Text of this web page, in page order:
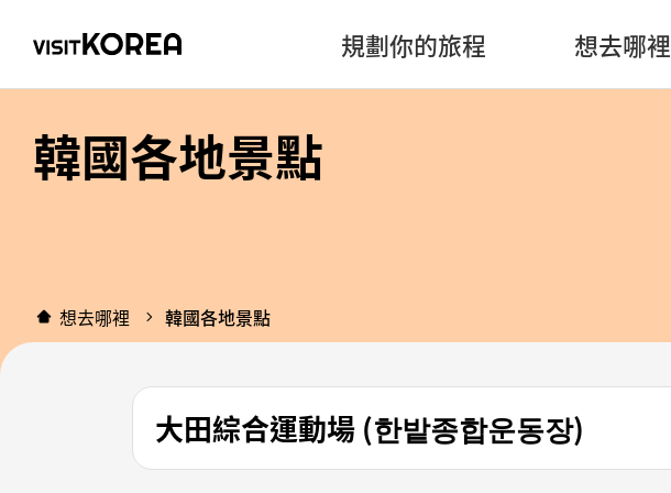
規劃你的旅程 想去哪裡
韓國各地景點
想去哪裡 韓國各地景點
大田綜合運動場 (한밭종합운동장)